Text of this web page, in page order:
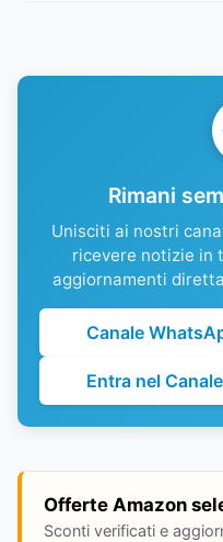
Rimani
Unisciti ai nostri
ricevere notizie in
aggiornamenti
Canale
Entra nel Canale
Offerte Amazon
Sconti verificati e